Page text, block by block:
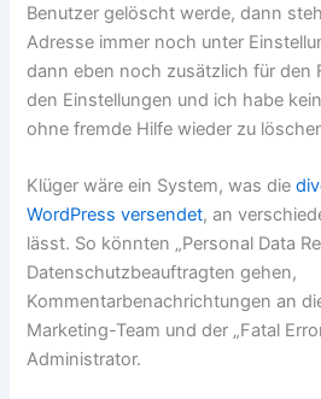
Benutzer gelöscht werde, dann
Adresse immer noch unter
dann eben noch zusätzlich für den
den Einstellungen und ich habe
ohne fremde Hilfe wieder zu
Klüger wäre ein System, was die
WordPress versendet, an
lässt. So könnten „Personal Data
Datenschutzbeauftragten gehen,
Kommentarbenachrichtungen an
Marketing-Team und der „Fatal
Administrator.